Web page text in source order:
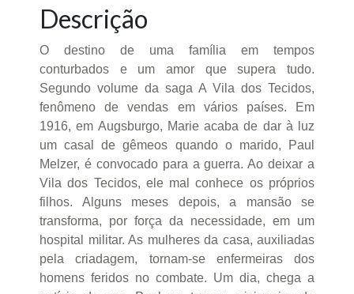
Descrição
O destino de uma família em tempos
conturbados e um amor que supera tudo.
Segundo volume da saga A Vila dos Tecidos,
fenômeno de vendas em vários países. Em
1916, em Augsburgo, Marie acaba de dar à luz
um casal de gêmeos quando o marido, Paul
Melzer, é convocado para a guerra. Ao deixar a
Vila dos Tecidos, ele mal conhece os próprios
filhos. Alguns meses depois, a mansão se
transforma, por força da necessidade, em um
hospital militar. As mulheres da casa, auxiliadas
pela criadagem, tornam-se enfermeiras dos
homens feridos no combate. Um dia, chega a